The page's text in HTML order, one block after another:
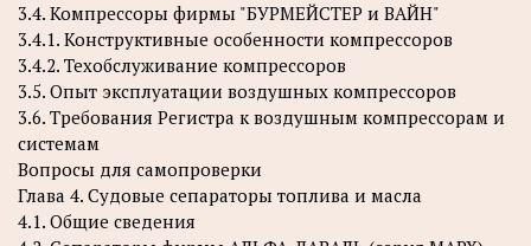
3.4. Компрессоры фирмы "БУРМЕЙСТЕР и ВАЙН"
3.4.1. Конструктивные особенности компрессоров
3.4.2. Техобслуживание компрессоров
3.5. Опыт эксплуатации воздушных компрессоров
3.6. Требования Регистра к воздушным компрессорам и
системам
Вопросы для самопроверки
Глава 4. Судовые сепараторы топлива и масла
4.1. Общие сведения